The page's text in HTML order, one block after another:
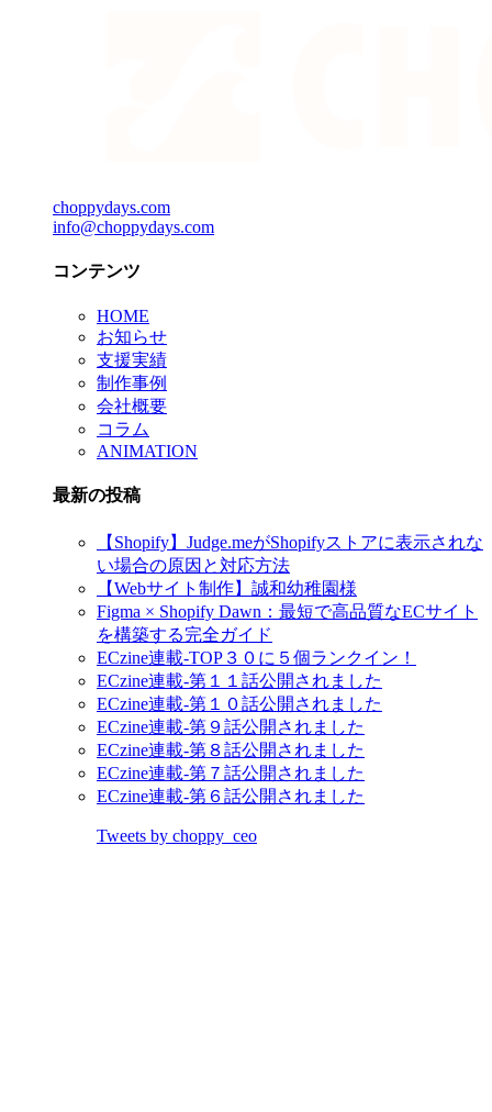
choppydays.com
info@choppydays.com
コンテンツ
HOME
お知らせ
支援実績
制作事例
会社概要
コラム
ANIMATION
最新の投稿
【Shopify】Judge.meがShopifyストアに表示されな
い場合の原因と対応方法
【Webサイト制作】誠和幼稚園様
Figma × Shopify Dawn：最短で高品質なECサイト
を構築する完全ガイド
ECzine連載-TOP３０に５個ランクイン！
ECzine連載-第１１話公開されました
ECzine連載-第１０話公開されました
ECzine連載-第９話公開されました
ECzine連載-第８話公開されました
ECzine連載-第７話公開されました
ECzine連載-第６話公開されました
Tweets by choppy_ceo